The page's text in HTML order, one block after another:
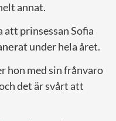
annat.
prinsessan Sofia
under hela året.
hon med sin frånvaro
det är svårt att